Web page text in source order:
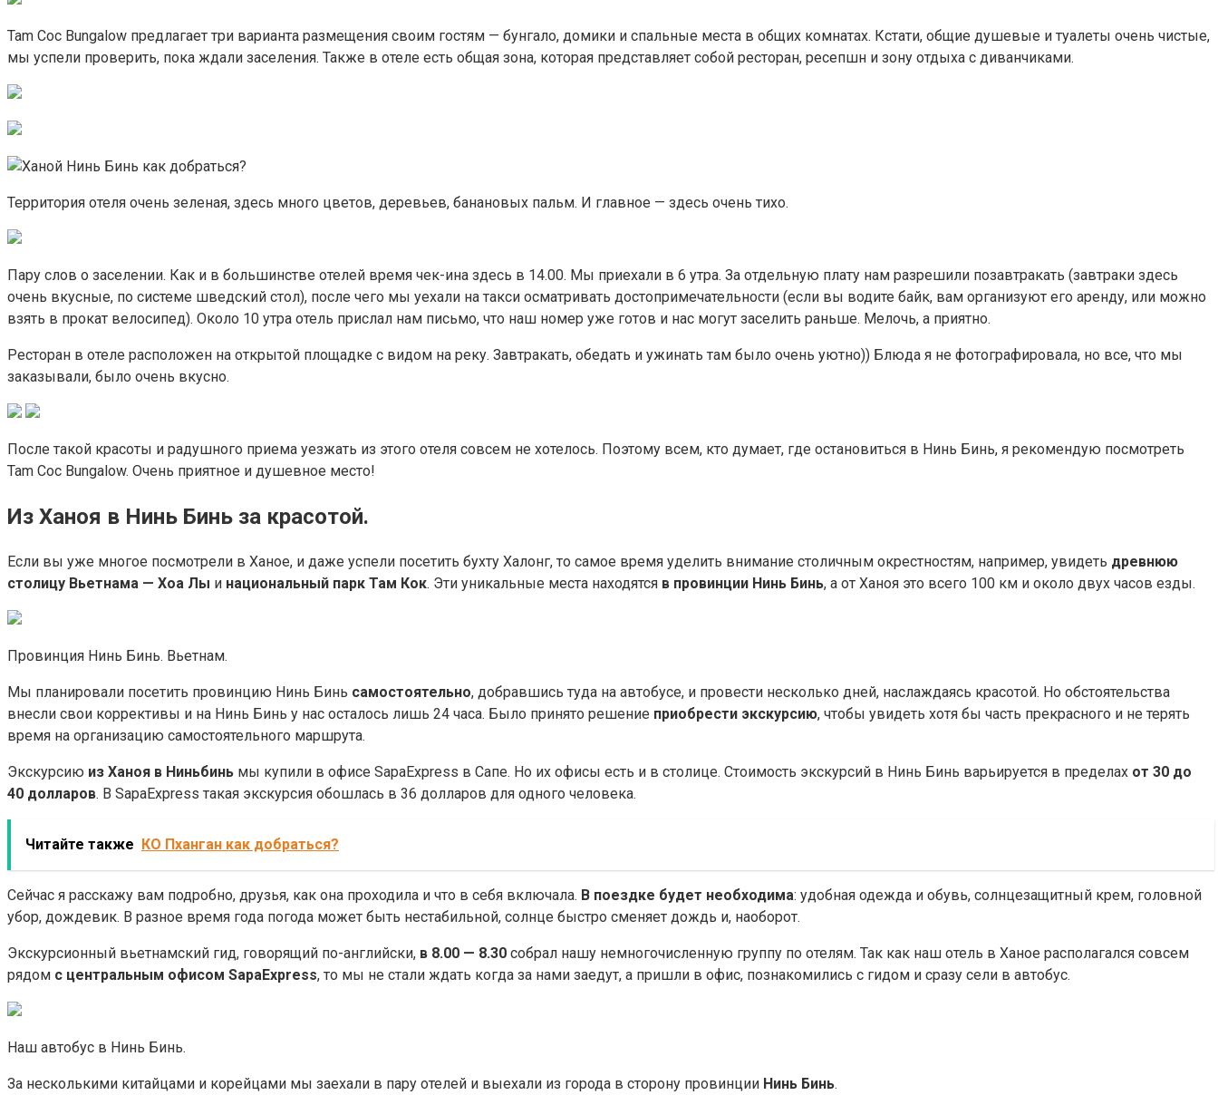
Tam Coc Bungalow предлагает три варианта размещения своим гостям — бунгало, домики и спальные места в общих комнатах. Кстати, общие душевые и туалеты очень чистые,
мы успели проверить, пока ждали заселения. Также в отеле есть общая зона, которая представляет собой ресторан, ресепшн и зону отдыха с диванчиками.
Территория отеля очень зеленая, здесь много цветов, деревьев, банановых пальм. И главное — здесь очень тихо.
Пару слов о заселении. Как и в большинстве отелей время чек-ина здесь в 14.00. Мы приехали в 6 утра. За отдельную плату нам разрешили позавтракать (завтраки здесь
очень вкусные, по системе шведский стол), после чего мы уехали на такси осматривать достопримечательности (если вы водите байк, вам организуют его аренду, или можно
взять в прокат велосипед). Около 10 утра отель прислал нам письмо, что наш номер уже готов и нас могут заселить раньше. Мелочь, а приятно.
Ресторан в отеле расположен на открытой площадке с видом на реку. Завтракать, обедать и ужинать там было очень уютно)) Блюда я не фотографировала, но все, что мы
заказывали, было очень вкусно.
После такой красоты и радушного приема уезжать из этого отеля совсем не хотелось. Поэтому всем, кто думает, где остановиться в Нинь Бинь, я рекомендую посмотреть
Tam Coc Bungalow. Очень приятное и душевное место!
Из Ханоя в Нинь Бинь за красотой.
Если вы уже многое посмотрели в Ханое, и даже успели посетить бухту Халонг, то самое время уделить внимание столичным окрестностям, например, увидеть древнюю
столицу Вьетнама — Хоа Лы и национальный парк Там Кок. Эти уникальные места находятся в провинции Нинь Бинь, а от Ханоя это всего 100 км и около двух часов езды.
Провинция Нинь Бинь. Вьетнам.
Мы планировали посетить провинцию Нинь Бинь самостоятельно, добравшись туда на автобусе, и провести несколько дней, наслаждаясь красотой. Но обстоятельства
внесли свои коррективы и на Нинь Бинь у нас осталось лишь 24 часа. Было принято решение приобрести экскурсию, чтобы увидеть хотя бы часть прекрасного и не терять
время на организацию самостоятельного маршрута.
Экскурсию из Ханоя в Ниньбинь мы купили в офисе SapaExpress в Сапе. Но их офисы есть и в столице. Стоимость экскурсий в Нинь Бинь варьируется в пределах от 30 до
40 долларов. В SapaExpress такая экскурсия обошлась в 36 долларов для одного человека.
Читайте также КО Пханган как добраться?
Сейчас я расскажу вам подробно, друзья, как она проходила и что в себя включала. В поездке будет необходима: удобная одежда и обувь, солнцезащитный крем, головной
убор, дождевик. В разное время года погода может быть нестабильной, солнце быстро сменяет дождь и, наоборот.
Экскурсионный вьетнамский гид, говорящий по-английски, в 8.00 — 8.30 собрал нашу немногочисленную группу по отелям. Так как наш отель в Ханое располагался совсем
рядом с центральным офисом SapaExpress, то мы не стали ждать когда за нами заедут, а пришли в офис, познакомились с гидом и сразу сели в автобус.
Наш автобус в Нинь Бинь.
За несколькими китайцами и корейцами мы заехали в пару отелей и выехали из города в сторону провинции Нинь Бинь.